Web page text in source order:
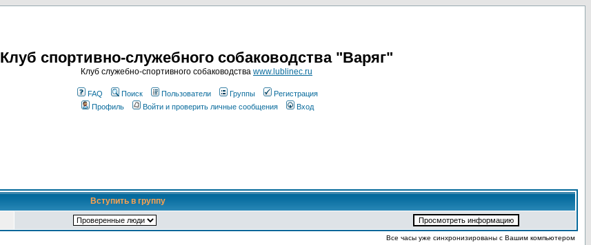
Клуб спортивно-служебного собаководства "Варяг"
Клуб служебно-спортивного собаководства www.lublinec.ru
FAQ Поиск Пользователи Группы
Регистрация
Профиль
Войти и проверить личные сообщения Вход
Вступить в группу
Все часы уже синхронизированы с Вашим компьютером